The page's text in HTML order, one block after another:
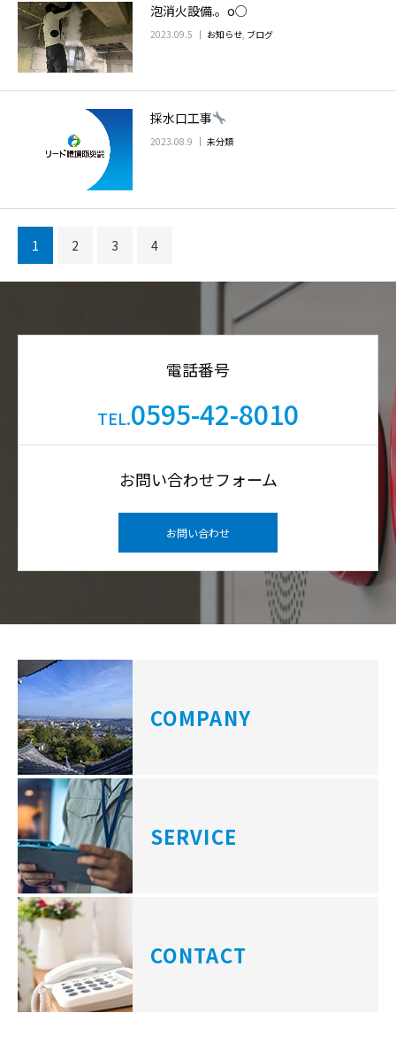
泡消火設備.。o○
2023.09.5 お知らせ ブログ
採水口工事
2023.08.9 未分類
1 2 3 4
電話番号
TEL.0595-42-8010
お問い合わせフォーム
お問い合わせ
COMPANY
SERVICE
CONTACT